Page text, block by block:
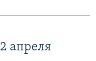
апреля